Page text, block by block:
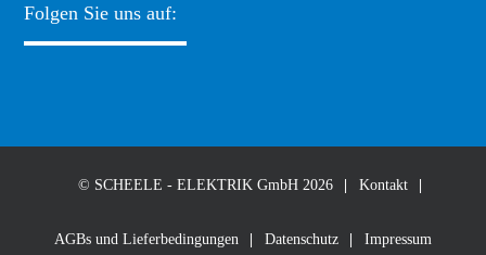
Folgen Sie uns auf:
© SCHEELE - ELEKTRIK GmbH 2026 Kontakt
AGBs und Lieferbedingungen Datenschutz Impressum